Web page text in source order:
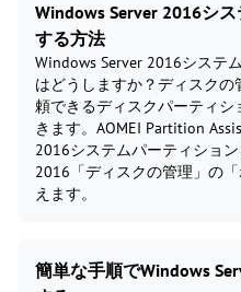
Windows Server 2016シ
する方法
Windows Server 2016システ
はどうしますか？ディスク
頼できるディスクパーティ
きます。AOMEI Partition
2016システムパーティショ
2016「ディスクの管理」の
えます。
簡単な手順でWindows